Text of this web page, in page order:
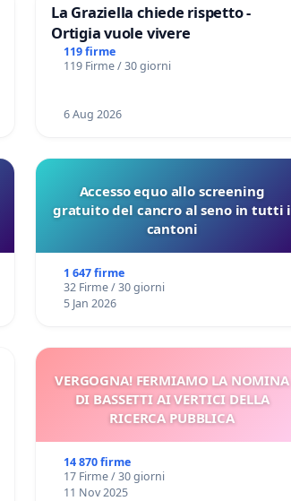
La Graziella chiede rispetto -
Ortigia vuole vivere
119 firme
119 Firme / 30 giorni
6 Aug 2026
Accesso equo allo screening
gratuito del cancro al seno in tutti i
cantoni
1 647 firme
32 Firme / 30 giorni
5 Jan 2026
VERGOGNA! FERMIAMO LA NOMINA
DI BASSETTI AI VERTICI DELLA
RICERCA PUBBLICA
14 870 firme
17 Firme / 30 giorni
11 Nov 2025